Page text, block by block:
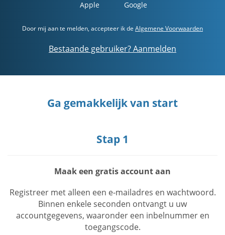
Apple Google
Door mij aan te melden, accepteer ik de Algemene Voorwaarden
Bestaande gebruiker? Aanmelden
Ga gemakkelijk van start
Stap 1
Maak een gratis account aan
Registreer met alleen een e-mailadres en wachtwoord.
Binnen enkele seconden ontvangt u uw
accountgegevens, waaronder een inbelnummer en
toegangscode.